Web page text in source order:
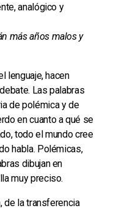
analógico y
más años malos y
lenguaje, hacen
Las palabras
de polémica y de
en cuanto a qué se
todo el mundo cree
habla. Polémicas,
dibujan en
muy preciso.
de la transferencia